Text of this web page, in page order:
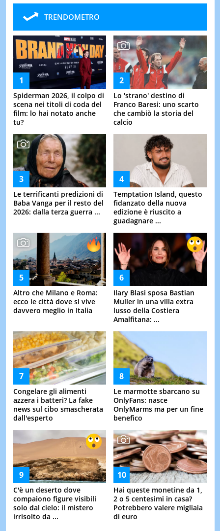
TRENDOMETRO
Spiderman 2026, il colpo di
scena nei titoli di coda del
film: lo hai notato anche
tu?
Lo 'strano' destino di
Franco Baresi: uno scarto
che cambiò la storia del
calcio
Le terrificanti predizioni di
Baba Vanga per il resto del
2026: dalla terza guerra ...
Temptation Island, questo
fidanzato della nuova
edizione è riuscito a
guadagnare ...
Altro che Milano e Roma:
ecco le città dove si vive
davvero meglio in Italia
Ilary Blasi sposa Bastian
Muller in una villa extra
lusso della Costiera
Amalfitana: ...
Congelare gli alimenti
azzera i batteri? La fake
news sul cibo smascherata
dall'esperto
Le marmotte sbarcano su
OnlyFans: nasce
OnlyMarms ma per un fine
benefico
C'è un deserto dove
compaiono figure visibili
solo dal cielo: il mistero
irrisolto da ...
Hai queste monetine da 1,
2 o 5 centesimi in casa?
Potrebbero valere migliaia
di euro